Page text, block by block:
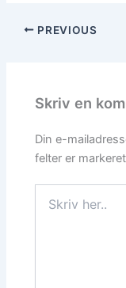
PREVIOUS
Skriv en
Din e-
felter er
her..